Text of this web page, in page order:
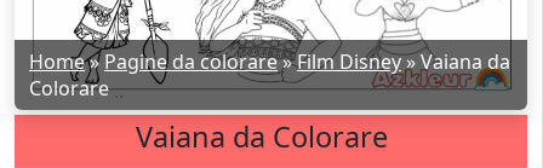
Home»Pagine da colorare»Film Disney»Vaiana da
Colorare
Vaiana da Colorare